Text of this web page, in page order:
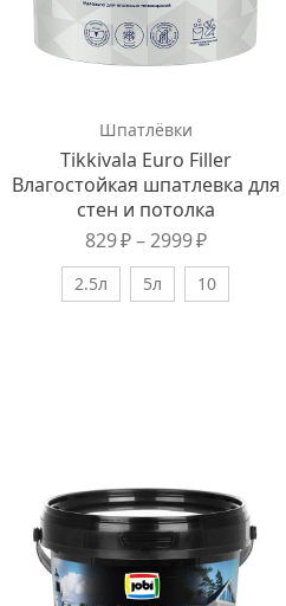
Шпатлёвки
Tikkivala Euro Filler
Влагостойкая шпатлевка для
стен и потолка
829₽ – 2999₽
2.5л 5л 10